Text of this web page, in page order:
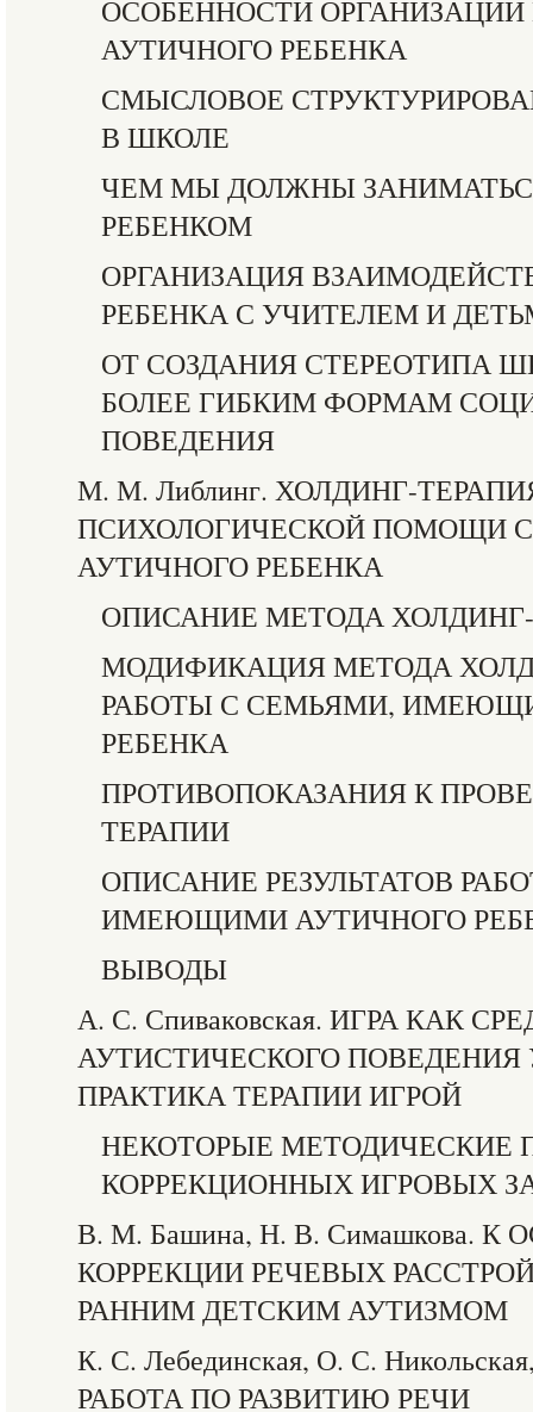
ОСОБЕННОСТИ
АУТИЧНОГО РЕБЕНКА
СМЫСЛОВОЕ
В ШКОЛЕ
ЧЕМ МЫ ДОЛЖНЫ
РЕБЕНКОМ
ОРГАНИЗАЦИЯ
РЕБЕНКА С УЧИТЕЛЕМ И
ОТ СОЗДАНИЯ СТЕРЕОТИПА
БОЛЕЕ ГИБКИМ ФОРМАМ
ПОВЕДЕНИЯ
М. М. Либлинг. ХОЛДИНГ-
ПСИХОЛОГИЧЕСКОЙ ПОМОЩИ
АУТИЧНОГО РЕБЕНКА
ОПИСАНИЕ МЕТОДА
МОДИФИКАЦИЯ МЕТОДА
РАБОТЫ С СЕМЬЯМИ,
РЕБЕНКА
ПРОТИВОПОКАЗАНИЯ К
ТЕРАПИИ
ОПИСАНИЕ РЕЗУЛЬТАТОВ
ИМЕЮЩИМИ АУТИЧНОГО
ВЫВОДЫ
А. С. Спиваковская. ИГРА КАК
АУТИСТИЧЕСКОГО ПОВЕДЕНИЯ
ПРАКТИКА ТЕРАПИИ ИГРОЙ
НЕКОТОРЫЕ МЕТОДИЧЕСКИЕ
КОРРЕКЦИОННЫХ ИГРОВЫХ
В. М. Башина, Н. В. Симашкова.
КОРРЕКЦИИ РЕЧЕВЫХ
РАННИМ ДЕТСКИМ АУТИЗМОМ
К. С. Лебединская, О. С.
РАБОТА ПО РАЗВИТИЮ РЕЧИ